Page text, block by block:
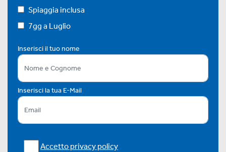
Spiaggia inclusa
7gg a Luglio
Inserisci il tuo nome
Inserisci la tua E-Mail
Accetto privacy policy